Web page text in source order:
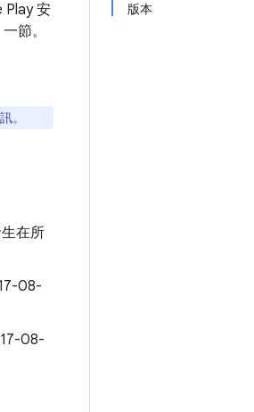
版本
Play 安
節。
。
在所
08-
08-